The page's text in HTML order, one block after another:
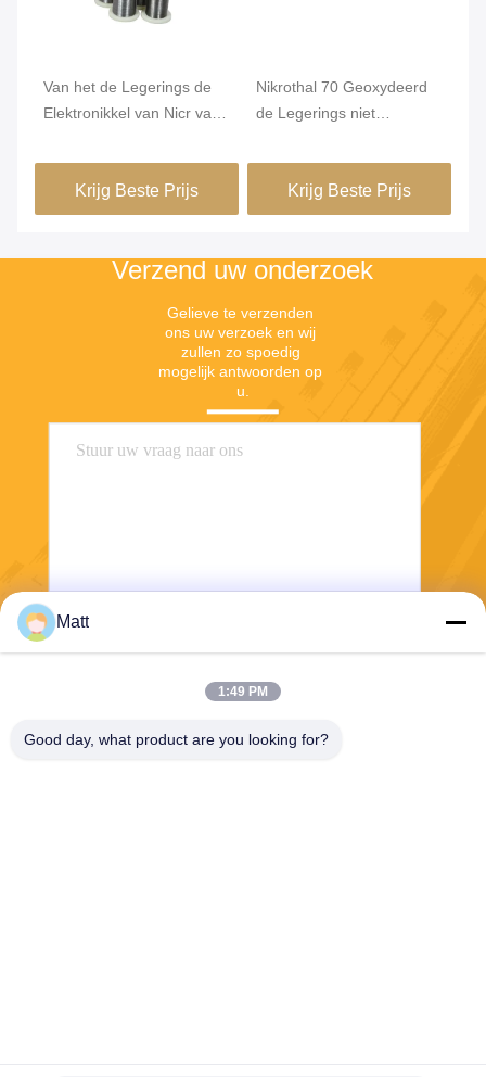
Van het de Legerings de
Elektronikkel van Nicr van
Draad van Chrome
Krijg Beste Prijs
Nikrothal 70 Geoxydeerd
de Legerings niet
Nikkelchrome Onthard
Krijg Beste Prijs
Verzend uw onderzoek
Gelieve te verzenden
ons uw verzoek en wij
zullen zo spoedig
mogelijk antwoorden op
u.
Matt
1:49 PM
Good day, what product are you looking for?